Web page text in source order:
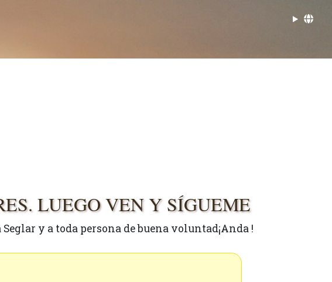
LUEGO VEN Y SÍGUEME
y a toda persona de buena voluntad¡Anda !